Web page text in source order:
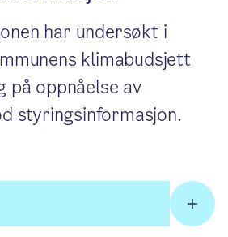
har undersøkt i
klimabudsjett
på oppnåelse av
styringsinformasjon.